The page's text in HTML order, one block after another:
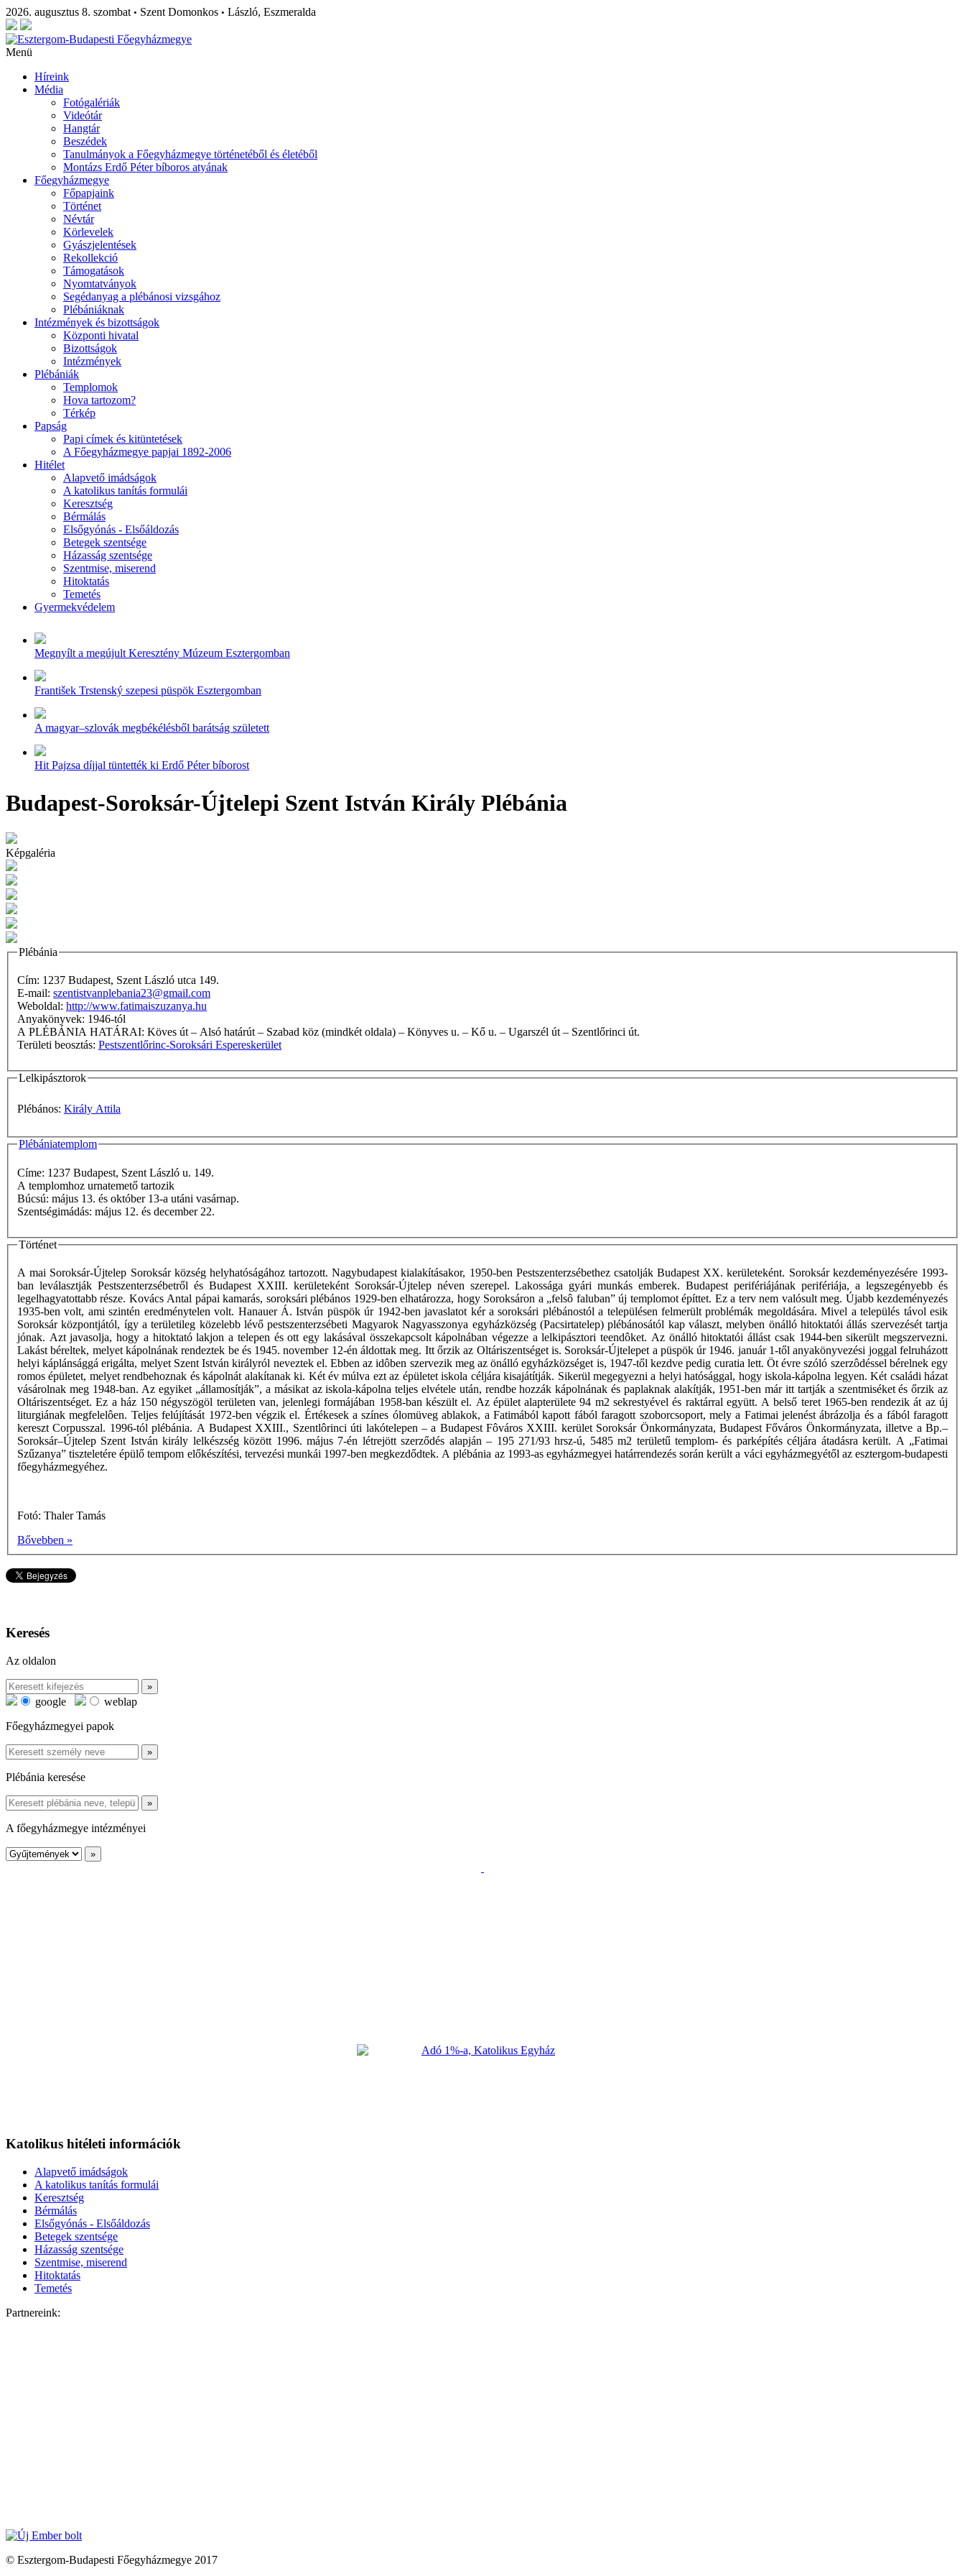
2026. augusztus 8. szombat • Szent Domonkos • László, Eszmeralda
Menü
Híreink
Média
Fotógalériák
Videótár
Hangtár
Beszédek
Tanulmányok a Főegyházmegye történetéből és életéből
Montázs Erdő Péter bíboros atyának
Főegyházmegye
Főpapjaink
Történet
Névtár
Körlevelek
Gyászjelentések
Rekollekció
Támogatások
Nyomtatványok
Segédanyag a plébánosi vizsgához
Plébániáknak
Intézmények és bizottságok
Központi hivatal
Bizottságok
Intézmények
Plébániák
Templomok
Hova tartozom?
Térkép
Papság
Papi címek és kitüntetések
A Főegyházmegye papjai 1892-2006
Hitélet
Alapvető imádságok
A katolikus tanítás formulái
Keresztség
Bérmálás
Elsőgyónás - Elsőáldozás
Betegek szentsége
Házasság szentsége
Szentmise, miserend
Hitoktatás
Temetés
Gyermekvédelem
Megnyílt a megújult Keresztény Múzeum Esztergomban
František Trstenský szepesi püspök Esztergomban
A magyar–szlovák megbékélésből barátság született
Hit Pajzsa díjjal tüntették ki Erdő Péter bíborost
Budapest-Soroksár-Újtelepi Szent István Király Plébánia
Képgaléria
Plébánia
Cím: 1237 Budapest, Szent László utca 149.
E-mail: szentistvanplebania23@gmail.com
Weboldal: http://www.fatimaiszuzanya.hu
Anyakönyvek: 1946-tól
A PLÉBÁNIA HATÁRAI: Köves út – Alsó határút – Szabad köz (mindkét oldala) – Könyves u. – Kő u. – Ugarszél út – Szentlőrinci út.
Területi beosztás: Pestszentlőrinc-Soroksári Espereskerület
Lelkipásztorok
Plébános: Király Attila
Plébániatemplom
Címe: 1237 Budapest, Szent László u. 149.
A templomhoz urnatemető tartozik
Búcsú: május 13. és október 13-a utáni vasárnap.
Szentségimádás: május 12. és december 22.
Történet
A mai Soroksár-Újtelep Soroksár község helyhatóságához tartozott. Nagybudapest kialakításakor, 1950-ben Pestszenterzsébethez csatolják Budapest XX. kerületeként. Soroksár kezdeményezésére 1993-
ban leválasztják Pestszenterzsébetről és Budapest XXIII. kerületeként Soroksár-Újtelep néven szerepel. Lakossága gyári munkás emberek. Budapest perifériájának perifériája, a legszegényebb és
legelhagyatottabb része. Kovács Antal pápai kamarás, soroksári plébános 1929-ben elhatározza, hogy Soroksáron a „felsô faluban” új templomot építtet. Ez a terv nem valósult meg. Újabb kezdeményezés
1935-ben volt, ami szintén eredménytelen volt. Hanauer Á. István püspök úr 1942-ben javaslatot kér a soroksári plébánostól a településen felmerült problémák megoldására. Mivel a település távol esik
Soroksár központjától, így a területileg közelebb lévő pestszenterzsébeti Magyarok Nagyasszonya egyházközség (Pacsirtatelep) plébánosától kap választ, melyben önálló hitoktatói állás szervezését tartja
jónak. Azt javasolja, hogy a hitoktató lakjon a telepen és ott egy lakásával összekapcsolt kápolnában végezze a lelkipásztori teendôket. Az önálló hitoktatói állást csak 1944-ben sikerült megszervezni.
Lakást béreltek, melyet kápolnának rendeztek be és 1945. november 12-én áldottak meg. Itt őrzik az Oltáriszentséget is. Soroksár-Újtelepet a püspök úr 1946. január 1-től anyakönyvezési joggal felruházott
helyi káplánsággá erigálta, melyet Szent István királyról neveztek el. Ebben az idôben szervezik meg az önálló egyházközséget is, 1947-től kezdve pedig curatia lett. Öt évre szóló szerzôdéssel bérelnek egy
romos épületet, melyet rendbehoznak és kápolnát alakítanak ki. Két év múlva ezt az épületet iskola céljára kisajátítják. Sikerül megegyezni a helyi hatósággal, hogy iskola-kápolna legyen. Két családi házat
vásárolnak meg 1948-ban. Az egyiket „államosítják”, a másikat az iskola-kápolna teljes elvétele után, rendbe hozzák kápolnának és paplaknak alakítják, 1951-ben már itt tartják a szentmiséket és őrzik az
Oltáriszentséget. Ez a ház 150 négyszögöl területen van, jelenlegi formájában 1958-ban készült el. Az épület alapterülete 94 m2 sekrestyével és raktárral együtt. A belső teret 1965-ben rendezik át az új
liturgiának megfelelôen. Teljes felújítását 1972-ben végzik el. Értékesek a színes ólomüveg ablakok, a Fatimából kapott fából faragott szoborcsoport, mely a Fatimai jelenést ábrázolja és a fából faragott
kereszt Corpusszal. 1996-tól plébánia. A Budapest XXIII., Szentlôrinci úti lakótelepen – a Budapest Fôváros XXIII. kerület Soroksár Önkormányzata, Budapest Főváros Önkormányzata, illetve a Bp.–
Soroksár–Újtelep Szent István király lelkészség között 1996. május 7-én létrejött szerződés alapján – 195 271/93 hrsz-ú, 5485 m2 területű templom- és parképítés céljára átadásra került. A „Fatimai
Szűzanya” tiszteletére épülő tempom előkészítési, tervezési munkái 1997-ben megkezdődtek. A plébánia az 1993-as egyházmegyei határrendezés során került a váci egyházmegyétől az esztergom-budapesti
főegyházmegyéhez.
Fotó: Thaler Tamás
Bővebben »
Keresés
Az oldalon
google
weblap
Főegyházmegyei papok
Plébánia keresése
A főegyházmegye intézményei
Katolikus hitéleti információk
Alapvető imádságok
A katolikus tanítás formulái
Keresztség
Bérmálás
Elsőgyónás - Elsőáldozás
Betegek szentsége
Házasság szentsége
Szentmise, miserend
Hitoktatás
Temetés
Partnereink:
© Esztergom-Budapesti Főegyházmegye 2017